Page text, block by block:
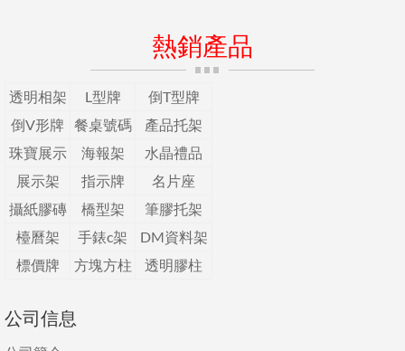
熱銷產品
透明相架 L型牌
倒T型牌
倒V形牌
餐桌號碼
產品托架
珠寶展示
海報架
水晶禮品
展示架
指示牌
名片座
攝紙膠磚
橋型架
筆膠托架
檯曆架
手錶c架
DM資料架
標價牌
方塊方柱 透明膠柱
公司信息